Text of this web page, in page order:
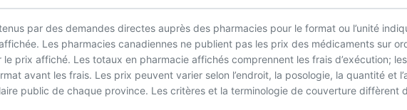
par des demandes directes auprès des pharmacies pour le format ou l’unité
affichée. Les pharmacies canadiennes ne publient pas les prix des médicaments sur
prix affiché. Les totaux en pharmacie affichés comprennent les frais d’exécution;
avant les frais. Les prix peuvent varier selon l’endroit, la posologie, la quantité et
public de chaque province. Les critères et la terminologie de couverture diffèrent